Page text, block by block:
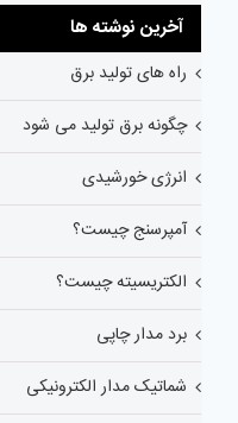
آخرین نوشته ها
راه های تولید برق
چگونه برق تولید می شود
انرژی خورشیدی
آمپرسنج چیست؟
الکتریسیته چیست؟
برد مدار چاپی
شماتیک مدار الکترونیکی